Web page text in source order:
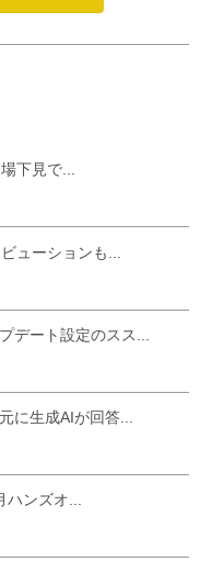
下見で...
ューションも...
デート設定のスス...
に生成AIが回答...
ンズオ...